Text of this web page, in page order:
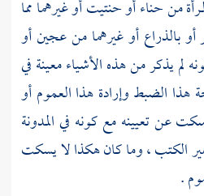
من حناء أو حنتيت أو غيرهما مما
بالذراع أو غيرهما من عجين أو
يذكر من هذه الأشياء معينة في
الضبط وإرادة هذا العموم أو
عن تعيينه مع كونه في المدونة
الكتب ، وما كان هكذا لا يسكت
.